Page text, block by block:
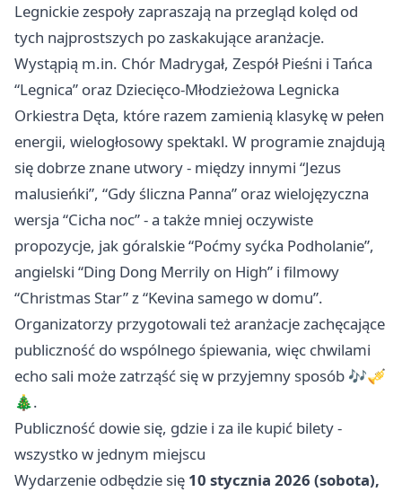
Legnickie zespoły zapraszają na przegląd kolęd od
tych najprostszych po zaskakujące aranżacje.
Wystąpią m.in. Chór Madrygał, Zespół Pieśni i Tańca
“Legnica” oraz Dziecięco-Młodzieżowa Legnicka
Orkiestra Dęta, które razem zamienią klasykę w pełen
energii, wielogłosowy spektakl. W programie znajdują
się dobrze znane utwory - między innymi “Jezus
malusieńki”, “Gdy śliczna Panna” oraz wielojęzyczna
wersja “Cicha noc” - a także mniej oczywiste
propozycje, jak góralskie “Poćmy syćka Podholanie”,
angielski “Ding Dong Merrily on High” i filmowy
“Christmas Star” z “Kevina samego w domu”.
Organizatorzy przygotowali też aranżacje zachęcające
publiczność do wspólnego śpiewania, więc chwilami
echo sali może zatrząść się w przyjemny sposób 🎶🎺
🎄.
Publiczność dowie się, gdzie i za ile kupić bilety -
wszystko w jednym miejscu
Wydarzenie odbędzie się 10 stycznia 2026 (sobota),